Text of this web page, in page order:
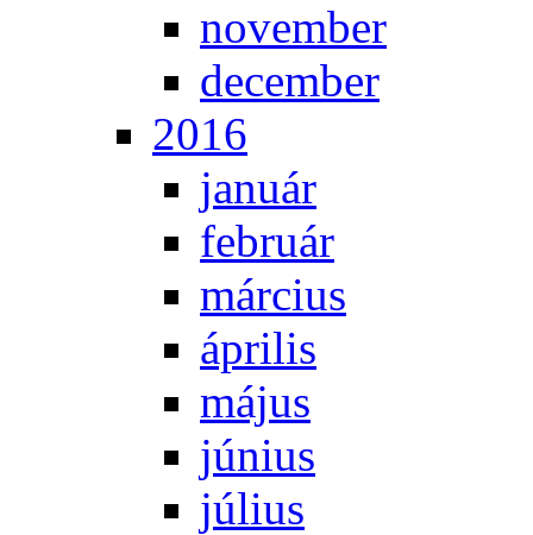
no­vem­ber
de­cem­ber
2016
ja­nu­ár
feb­ru­ár
már­ci­us
áp­ri­lis
má­jus
jú­ni­us
jú­li­us